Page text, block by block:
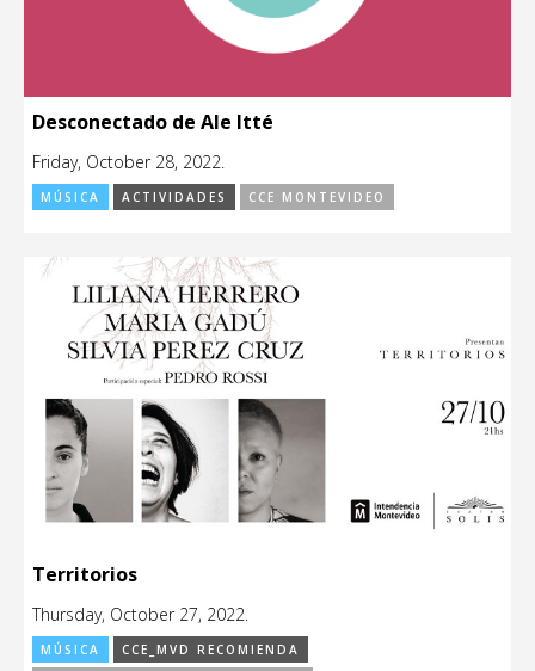
Desconectado de Ale Itté
Friday, October 28, 2022.
MÚSICA ACTIVIDADES CCE MONTEVIDEO
Territorios
Thursday, October 27, 2022.
MÚSICA
CCE_MVD RECOMIENDA